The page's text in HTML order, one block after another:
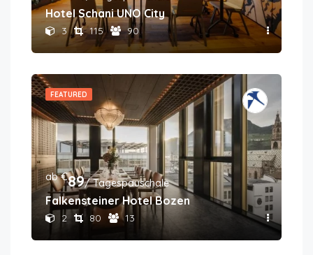
Hotel Schani UNO City
3 115 90
FEATURED
ab €89/ Tagespauschale
Falkensteiner Hotel Bozen
2 80 13